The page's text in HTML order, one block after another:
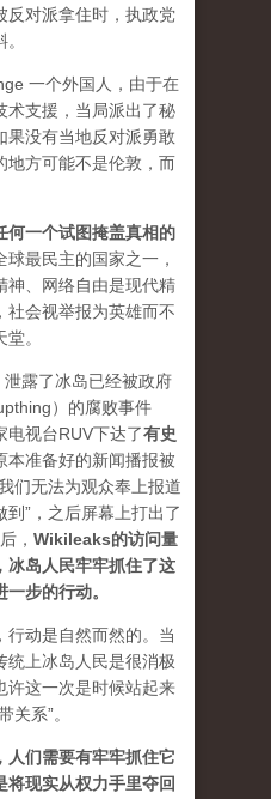
反对派拿住时，执政党
一个外国人，由于在
术支援，当局派出了秘
果没有当地反对派勇敢
地方可能不是伦敦，而
何一个试图掩盖真相的
球最民主的国家之一，
神、网络自由是现代精
社会视举报为英雄而不
。
露了冰岛已经被政府
）的腐败事件
电视台RUV下达了有史
本准备好的新闻播报被
们无法为观众奉上报道
”，之后屏幕上打出了
， Wikileaks的访问量
冰岛人民牢牢抓住了这
步的行动。
行动是自然而然的。当
统上冰岛人民是很消极
许这一次是时候站起来
关系”。
人们需要有牢牢抓住它
将现实从权力手里夺回